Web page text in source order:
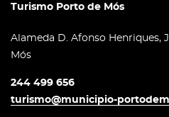
Turismo Porto de Mós
Alameda D. Afonso Henriques,
Mós
244 499 656
turismo@municipio-